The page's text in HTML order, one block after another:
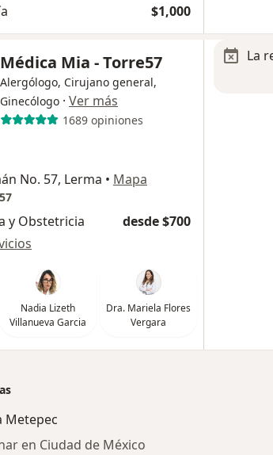
$1,000
Médica Mia - Torre57
Alergólogo, Cirujano general,
Ginecólogo · Ver más
1689 opiniones
No. 57, Lerma • Mapa
y Obstetricia
desde $700
Nadia Lizeth
Villanueva Garcia
Dra. Mariela Flores
Vergara
La
Metepec
en Ciudad de México